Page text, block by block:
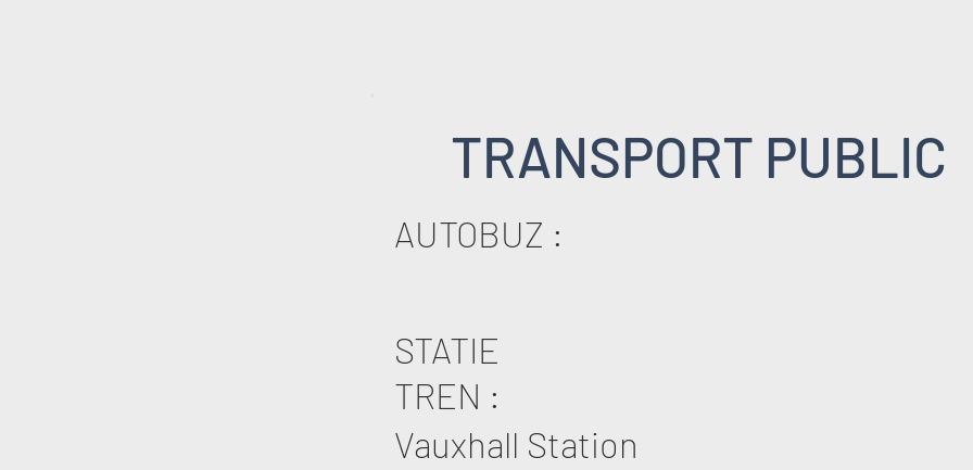
TRANSPORT PUBLIC
AUTOBUZ :
STATIE
TREN :
Vauxhall Station